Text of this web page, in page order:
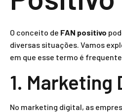
O conceito de FAN positivo
diversas situações. Vamos
em que esse termo é
1. Marketing
No marketing digital, as